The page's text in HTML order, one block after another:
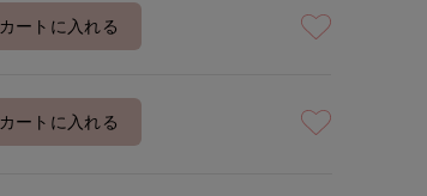
カートに入れる
カートに入れる